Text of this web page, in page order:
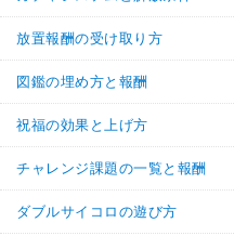
放置報酬の受け取り方
図鑑の埋め方と報酬
祝福の効果と上げ方
チャレンジ課題の一覧と報酬
ダブルサイコロの遊び方